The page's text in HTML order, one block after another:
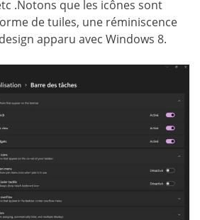
.Notons que les icônes sont
de tuiles, une réminiscence
apparu avec Windows 8.